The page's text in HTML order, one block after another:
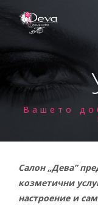
НАЧАЛО
Цени
КУРСОВЕ
Вашето
Салон „Дева”
козметични
настроение и